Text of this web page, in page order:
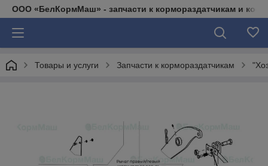
ООО «БелКормМаш» - запчасти к кормораздатчикам и
Товары и услуги Запчасти к кормораздатчикам